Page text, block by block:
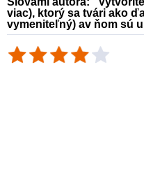
viac), ktorý sa tvári ako
vymeniteľný) av ňom sú